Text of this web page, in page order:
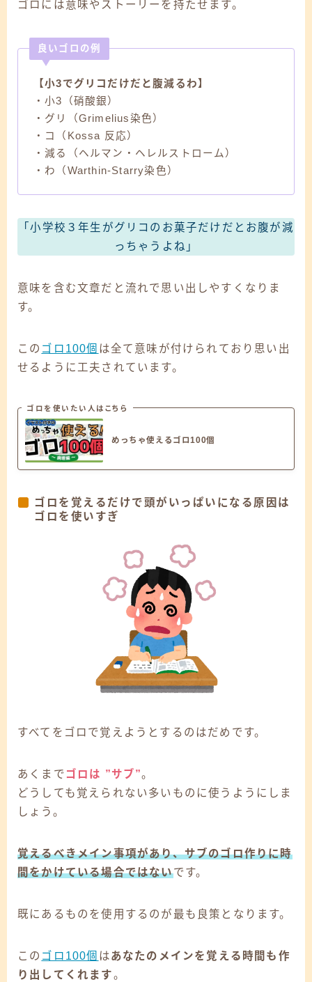
ゴロには意味やストーリーを持たせます。
良いゴロの例
【小3でグリコだけだと腹減るわ】
・小3（硝酸銀）
・グリ（Grimelius染色）
・コ（Kossa 反応）
・減る（ヘルマン・ヘレルストローム）
・わ（Warthin-Starry染色）
「小学校３年生がグリコのお菓子だけだとお腹が減
っちゃうよね」
意味を含む文章だと流れで思い出しやすくなりま
す。
この ゴロ100個 は全て意味が付けられており思い出
せるように工夫されています。
ゴロを使いたい人はこちら
めっちゃ使えるゴロ100個
ゴロを覚えるだけで頭がいっぱいになる原因は
ゴロを使いすぎ
すべてをゴロで覚えようとするのはだめです。
あくまで ゴロは ”サブ”。
どうしても覚えられない多いものに使うようにしま
しょう。
覚えるべきメイン事項があり、サブのゴロ作りに時
間をかけている場合ではないです。
既にあるものを使用するのが最も良策となります。
この ゴロ100個 はあなたの メインを覚える時間も作
り出してくれます。